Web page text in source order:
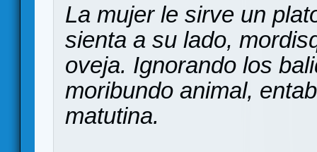
La mujer le sirve un
sienta a su lado,
oveja. Ignorando los
moribundo animal,
matutina.